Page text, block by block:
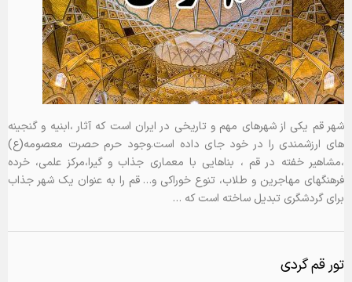
شهر قم یکی از شهرهای مهم و تاریخی در ایران است که آثار ،ابنیه و گنجینه
های ارزشمندی را در خود جای داده است.وجود حرم حصرت معصومه(ع)
،مشاهیر خفته در قم ، بناهایی با معماری جذاب و گیرا،مرکز علمی، خرده
فرهنگهای مهاجرین و طلاب، تنوع خوراکی و… قم را به عنوان یک شهر جذاب
برای گردشگری تبدیل ساخته است که …
تور قم گردی